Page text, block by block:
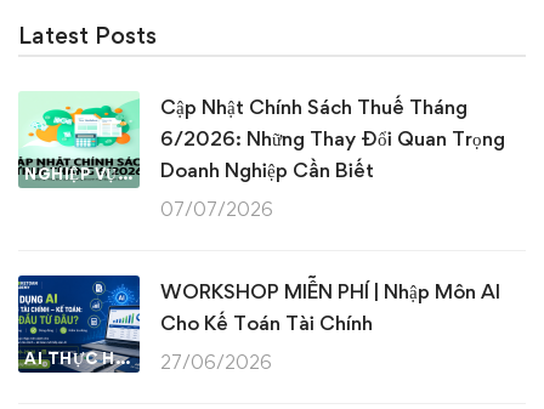
Latest Posts
NGHIỆP VỤ KẾ TOÁN & THUẾ
Cập Nhật Chính Sách Thuế Tháng
6/2026: Những Thay Đổi Quan Trọng
Doanh Nghiệp Cần Biết
07/07/2026
AI THỰC HÀNH
WORKSHOP MIỄN PHÍ | Nhập Môn AI
Cho Kế Toán Tài Chính
27/06/2026